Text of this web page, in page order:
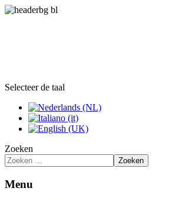
Selecteer de taal
Zoeken
Zoeken
Menu